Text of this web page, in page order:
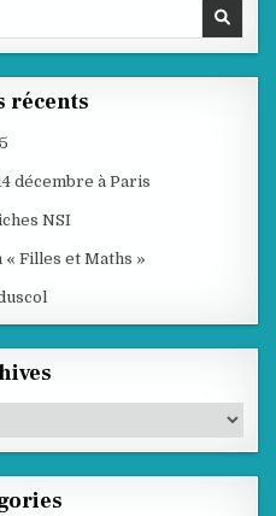
récents
décembre à Paris
NSI
« Filles et Maths »